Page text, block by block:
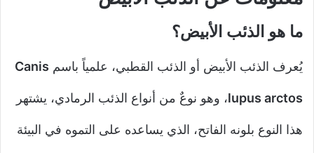
ما هو الذئب الأبيض؟
يُعرف الذئب الأبيض أو الذئب القطبي، علمياً باسم Canis
lupus arctos، وهو نوعٌ من أنواع الذئب الرمادي، يشتهر
هذا النوع بلونه الفاتح، الذي يساعده على التموه في البيئة